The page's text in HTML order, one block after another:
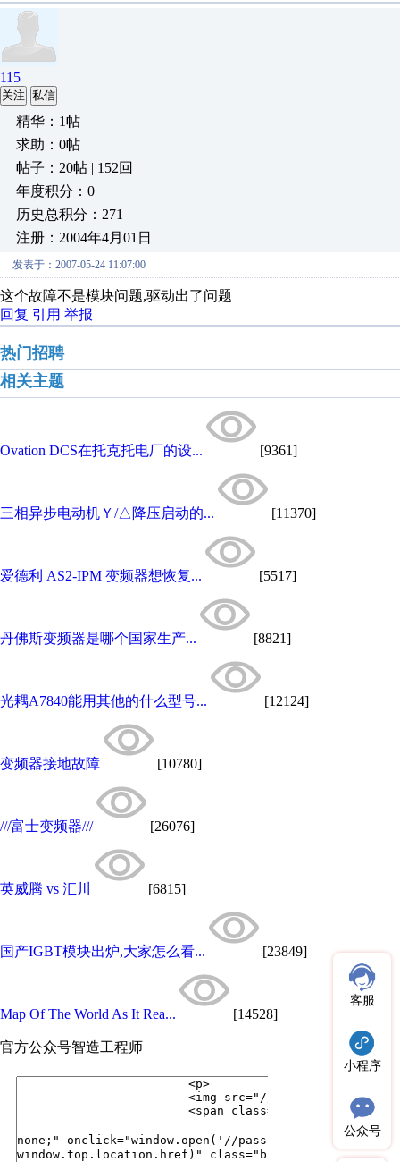
115
关注 私信
精华：1帖
求助：0帖
帖子：20帖 | 152回
年度积分：0
历史总积分：271
注册：2004年4月01日
发表于：2007-05-24 11:07:00
这个故障不是模块问题,驱动出了问题
回复 引用 举报
热门招聘
相关主题
Ovation DCS在托克托电厂的设... [9361]
三相异步电动机Ｙ/△降压启动的... [11370]
爱德利 AS2-IPM 变频器想恢复... [5517]
丹佛斯变频器是哪个国家生产... [8821]
光耦A7840能用其他的什么型号... [12124]
变频器接地故障 [10780]
///富士变频器/// [26076]
英威腾 vs 汇川 [6815]
国产IGBT模块出炉,大家怎么看... [23849]
Map Of The World As It Rea... [14528]
官方公众号智造工程师
客服
小程序
公众号